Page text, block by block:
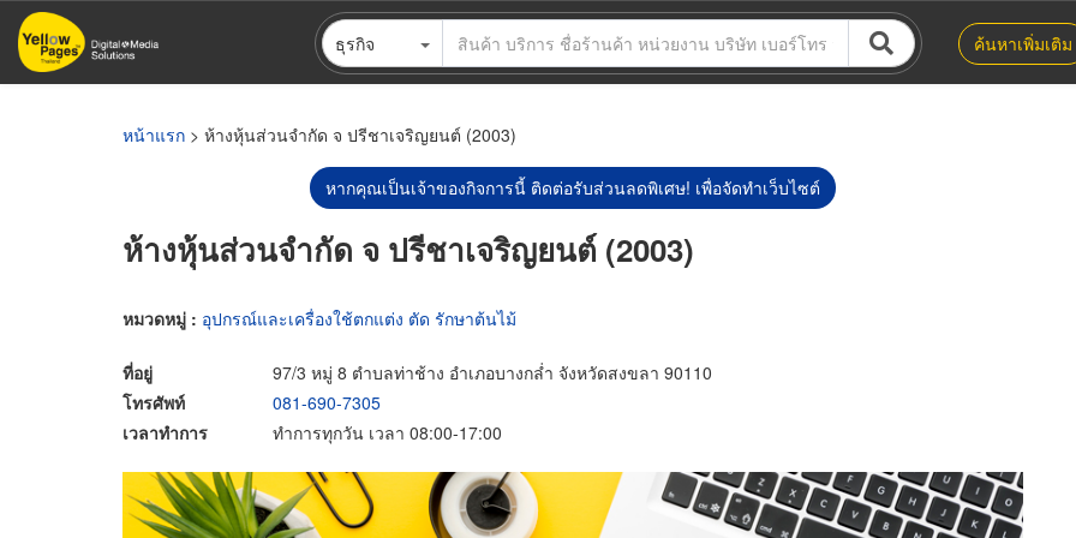
ข้าม
ไป
ธุรกิจ ค้นหาเพิ่มเติม
หน้าแรก > ห้างหุ้นส่วนจำกัด จ ปรีชาเจริญยนต์ (2003)
หากคุณเป็นเจ้าของกิจการนี้ ติดต่อรับส่วนลดพิเศษ! เพื่อจัดทำเว็บไซต์
ห้างหุ้นส่วนจำกัด จ ปรีชาเจริญยนต์ (2003)
หมวดหมู่ : อุปกรณ์และเครื่องใช้ตกแต่ง ตัด รักษาต้นไม้
ที่อยู่
97/3 หมู่ 8 ตำบลท่าช้าง อำเภอบางกล่ำ จังหวัดสงขลา 90110
โทรศัพท์
081-690-7305
เวลาทำการ
ทำการทุกวัน เวลา 08:00-17:00